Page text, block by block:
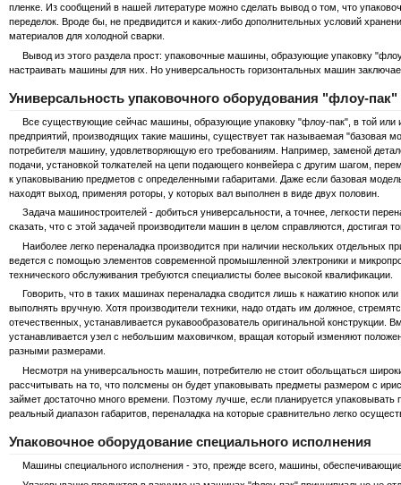
пленке. Из сообщений в нашей литературе можно сделать вывод о том, что
переделок. Вроде бы, не предвидится и каких-либо дополнительных условий
материалов для холодной сварки.
Вывод из этого раздела прост: упаковочные машины, образующие упаковку
настраивать машины для них. Но универсальность горизонтальных машин
Универсальность упаковочного оборудования "флоу-пак"
Все существующие сейчас машины, образующие упаковку "флоу-пак", в той или
предприятий, производящих такие машины, существует так называемая "базовая
потребителя машину, удовлетворяющую его требованиям. Например, заменой
подачи, установкой толкателей на цепи подающего конвейера с другим шагом,
к упаковыванию предметов с определенными габаритами. Даже если базовая
находят выход, применяя роторы, у которых вал выполнен в виде двух половин.
Задача машиностроителей - добиться универсальности, а точнее, легкости
сказать, что с этой задачей производители машин в целом справляются, достигая
Наиболее легко переналадка производится при наличии нескольких отдельных
ведется с помощью элементов современной промышленной электроники и
технического обслуживания требуются специалисты более высокой квалификации.
Говорить, что в таких машинах переналадка сводится лишь к нажатию кнопок
выполнять вручную. Хотя производители техники, надо отдать им должное,
отечественных, устанавливается рукавообразователь оригинальной
устанавливается узел с небольшим маховичком, вращая который изменяют
разными размерами.
Несмотря на универсальность машин, потребителю не стоит обольщаться
рассчитывать на то, что полсмены он будет упаковывать предметы размером с
займет достаточно много времени. Поэтому лучше, если планируется
реальный диапазон габаритов, переналадка на которые сравнительно легко
Упаковочное оборудование специального исполнения
Машины специального исполнения - это, прежде всего, машины,